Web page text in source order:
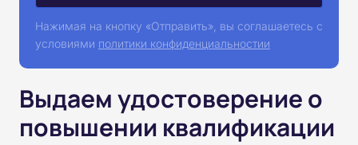
Нажимая на кнопку «Отправить», вы соглашаетесь с
условиями политики конфиденциальностии
Выдаем удостоверение о
повышении квалификации